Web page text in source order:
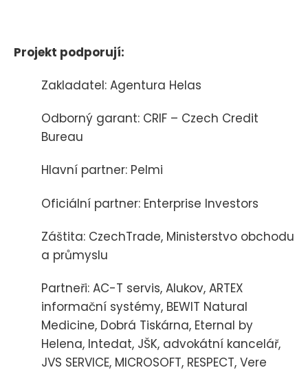
Projekt podporují:
Zakladatel: Agentura Helas
Odborný garant: CRIF – Czech Credit
Bureau
Hlavní partner: Pelmi
Oficiální partner: Enterprise Investors
Záštita: CzechTrade, Ministerstvo obchodu
a průmyslu
Partneři: AC-T servis, Alukov, ARTEX
informační systémy, BEWIT Natural
Medicine, Dobrá Tiskárna, Eternal by
Helena, Intedat, JŠK, advokátní kancelář,
JVS SERVICE, MICROSOFT, RESPECT, Vere